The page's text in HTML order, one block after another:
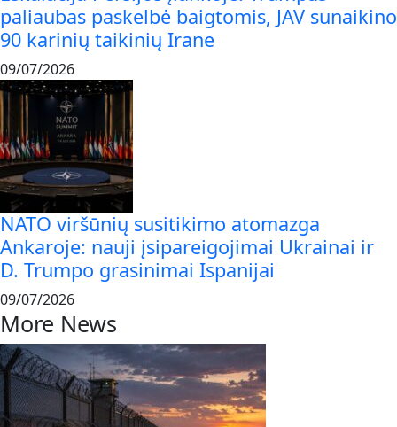
paliaubas paskelbė baigtomis, JAV sunaikino
90 karinių taikinių Irane
09/07/2026
NATO viršūnių susitikimo atomazga
Ankaroje: nauji įsipareigojimai Ukrainai ir
D. Trumpo grasinimai Ispanijai
09/07/2026
More News